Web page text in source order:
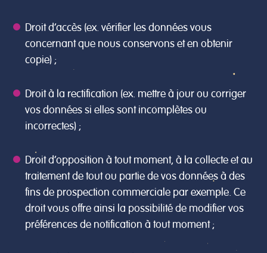
Droit d’accès (ex. vérifier les données vous
concernant que nous conservons et en obtenir
copie) ;
Droit à la rectification (ex. mettre à jour ou corriger
vos données si elles sont incomplètes ou
incorrectes) ;
Droit d’opposition à tout moment, à la collecte et au
traitement de tout ou partie de vos données à des
fins de prospection commerciale par exemple. Ce
droit vous offre ainsi la possibilité de modifier vos
préférences de notification à tout moment ;